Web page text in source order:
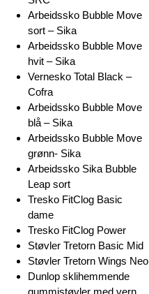
Arbeidssko Bubble Move
sort – Sika
Arbeidssko Bubble Move
hvit – Sika
Vernesko Total Black –
Cofra
Arbeidssko Bubble Move
blå – Sika
Arbeidssko Bubble Move
grønn- Sika
Arbeidssko Sika Bubble
Leap sort
Tresko FitClog Basic
dame
Tresko FitClog Power
Støvler Tretorn Basic Mid
Støvler Tretorn Wings Neo
Dunlop sklihemmende
gummistøvler med vern